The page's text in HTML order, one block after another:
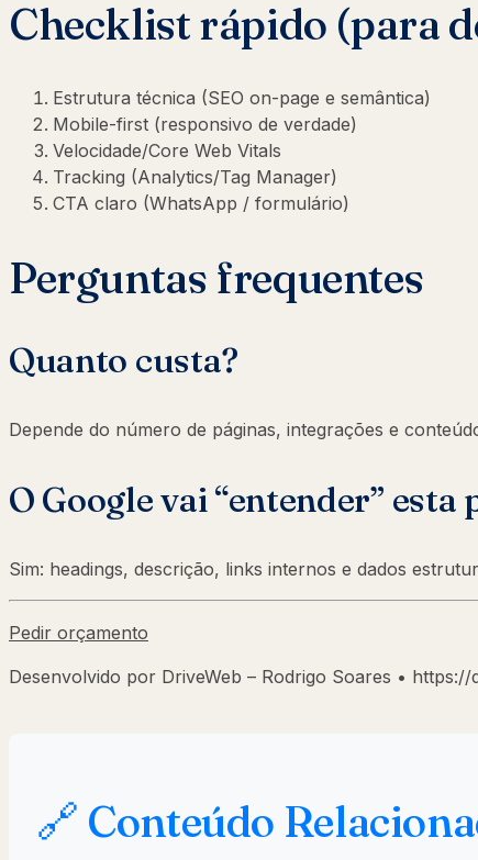
Checklist rápido (para
Estrutura técnica (SEO on-page e semântica)
Mobile-first (responsivo de verdade)
Velocidade/Core Web Vitals
Tracking (Analytics/Tag Manager)
CTA claro (WhatsApp / formulário)
Perguntas frequentes
Quanto custa?
Depende do número de páginas, integrações e
O Google vai “entender” esta
Sim: headings, descrição, links internos e dados
Pedir orçamento
Desenvolvido por DriveWeb – Rodrigo Soares • https://
🔗 Conteúdo